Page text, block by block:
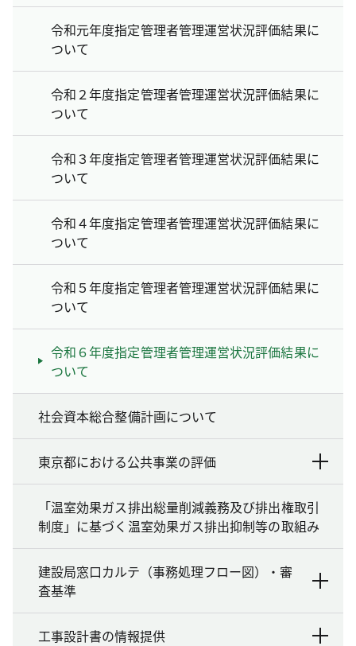
令和元年度指定管理者管理運営状況評価結果に
ついて
令和２年度指定管理者管理運営状況評価結果に
ついて
令和３年度指定管理者管理運営状況評価結果に
ついて
令和４年度指定管理者管理運営状況評価結果に
ついて
令和５年度指定管理者管理運営状況評価結果に
ついて
令和６年度指定管理者管理運営状況評価結果に
ついて
社会資本総合整備計画について
東京都における公共事業の評価
「温室効果ガス排出総量削減義務及び排出権取引
制度」に基づく温室効果ガス排出抑制等の取組み
建設局窓口カルテ（事務処理フロー図）・審
査基準
工事設計書の情報提供